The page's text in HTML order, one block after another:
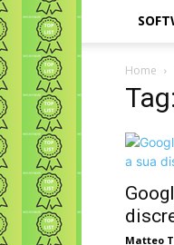
Home
Matteo